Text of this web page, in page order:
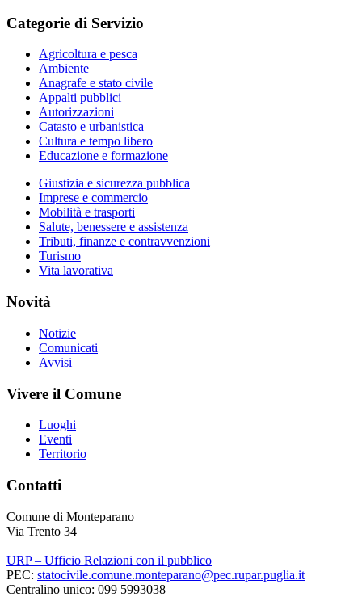
Categorie di Servizio
Agricoltura e pesca
Ambiente
Anagrafe e stato civile
Appalti pubblici
Autorizzazioni
Catasto e urbanistica
Cultura e tempo libero
Educazione e formazione
Giustizia e sicurezza pubblica
Imprese e commercio
Mobilità e trasporti
Salute, benessere e assistenza
Tributi, finanze e contravvenzioni
Turismo
Vita lavorativa
Novità
Notizie
Comunicati
Avvisi
Vivere il Comune
Luoghi
Eventi
Territorio
Contatti
Comune di Monteparano
Via Trento 34
URP – Ufficio Relazioni con il pubblico
PEC: statocivile.comune.monteparano@pec.rupar.puglia.it
Centralino unico: 099 5993038